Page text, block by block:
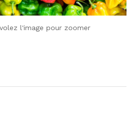
l'image pour zoomer